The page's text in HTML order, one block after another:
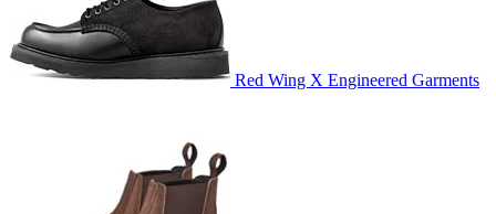
Red Wing X Engineered Garments